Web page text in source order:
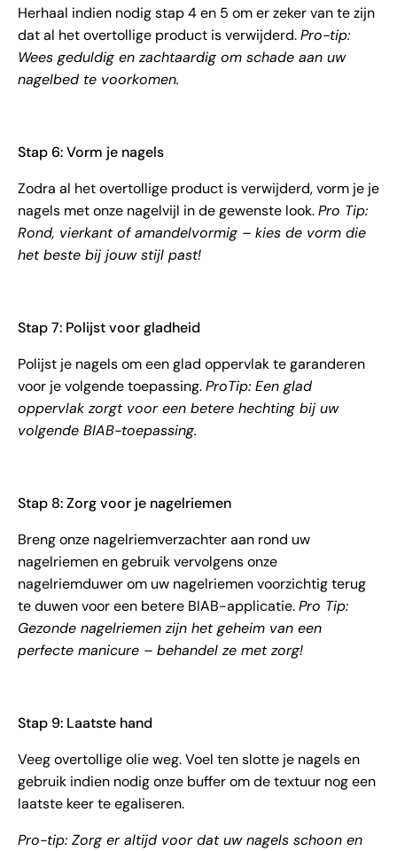
Herhaal indien nodig stap 4 en 5 om er zeker van te zijn
dat al het overtollige product is verwijderd.Pro-tip:
Wees geduldig en zachtaardig om schade aan uw
nagelbed te voorkomen.
Stap 6: Vorm je nagels
Zodra al het overtollige product is verwijderd, vorm je je
nagels met onze nagelvijl in de gewenste look.Pro Tip:
Rond, vierkant of amandelvormig – kies de vorm die
het beste bij jouw stijl past!
Stap 7: Polijst voor gladheid
Polijst je nagels om een ​​glad oppervlak te garanderen
voor je volgende toepassing.ProTip: Een glad
oppervlak zorgt voor een betere hechting bij uw
volgende BIAB-toepassing.
Stap 8: Zorg voor je nagelriemen
Breng onze nagelriemverzachter aan rond uw
nagelriemen en gebruik vervolgens onze
nagelriemduwer om uw nagelriemen voorzichtig terug
te duwen voor een betere BIAB-applicatie.Pro Tip:
Gezonde nagelriemen zijn het geheim van een
perfecte manicure – behandel ze met zorg!
Stap 9: Laatste hand
Veeg overtollige olie weg. Voel ten slotte je nagels en
gebruik indien nodig onze buffer om de textuur nog een
laatste keer te egaliseren.
Pro-tip: Zorg er altijd voor dat uw nagels schoon en